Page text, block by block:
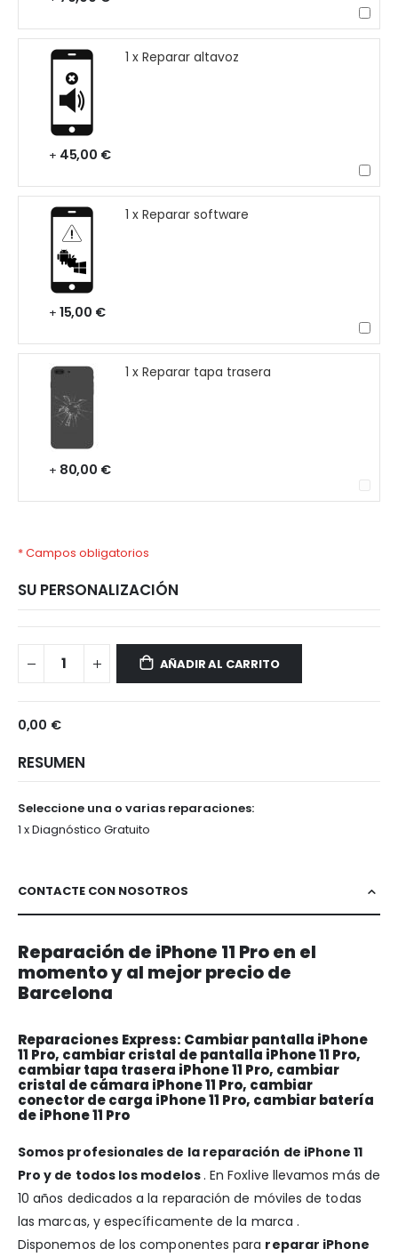
1 x Reparar altavoz
+ 45,00 €
1 x Reparar software
+ 15,00 €
1 x Reparar tapa trasera
+ 80,00 €
* Campos obligatorios
SU PERSONALIZACIÓN
AÑADIR AL CARRITO
0,00 €
RESUMEN
Seleccione una o varias reparaciones:
1 x Diagnóstico Gratuito
CONTACTE CON NOSOTROS
Reparación de iPhone 11 Pro en el
momento y al mejor precio de
Barcelona
Reparaciones Express: Cambiar pantalla iPhone
11 Pro, cambiar cristal de pantalla iPhone 11 Pro,
cambiar tapa trasera iPhone 11 Pro, cambiar
cristal de cámara iPhone 11 Pro, cambiar
conector de carga iPhone 11 Pro, cambiar batería
de iPhone 11 Pro
Somos profesionales de la reparación de iPhone 11
Pro y de todos los modelos. En Foxlive llevamos más de
10 años dedicados a la reparación de móviles de todas
las marcas, y específicamente de la marca .
Disponemos de los componentes para reparar iPhone